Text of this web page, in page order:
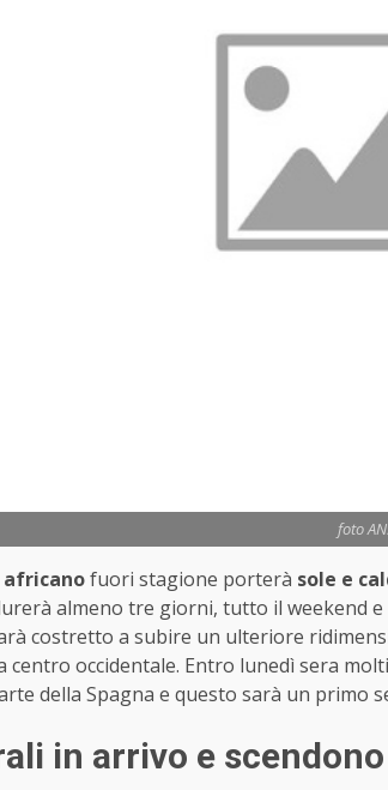
foto
fuori stagione porterà sole e
almeno tre giorni, tutto il weekend
costretto a subire un ulteriore
centro occidentale. Entro lunedì sera
della Spagna e questo sarà un primo
in arrivo e